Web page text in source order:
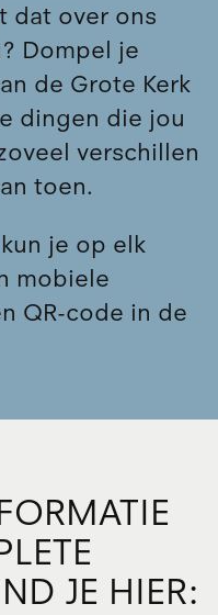
dat over ons
Dompel je
de Grote Kerk
dingen die jou
verschillen
toen.
je op elk
mobiele
QR-code in de
JE HIER: